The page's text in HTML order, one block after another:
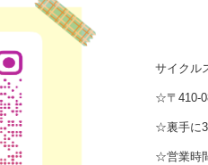
サイクル
☆〒410-
☆裏手に3
☆営業時